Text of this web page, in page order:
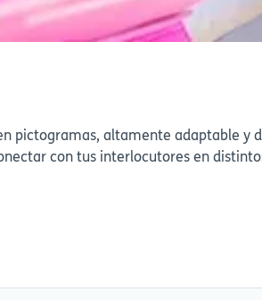
pictogramas, altamente adaptable
con tus interlocutores en